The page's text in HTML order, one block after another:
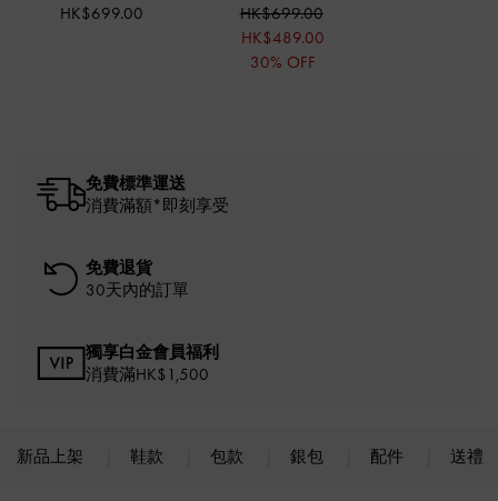
HK$699.00
HK$699.00
HK$489.00
30% OFF
免費標準運送
消費滿額*即刻享受
免費退貨
30天內的訂單
獨享白金會員福利
消費滿HK$1,500
新品上架 鞋款 包款 銀包 配件 送禮